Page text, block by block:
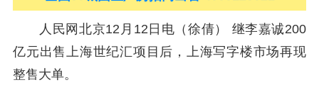
人民网北京12月12日电（徐倩） 继李嘉诚200
亿元出售上海世纪汇项目后，上海写字楼市场再现
整售大单。